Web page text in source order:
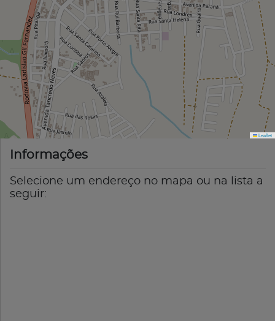
Leaflet
Informações
Selecione um endereço no mapa ou na lista a
seguir: